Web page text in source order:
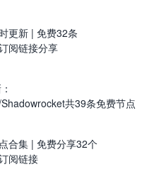
更新 | 免费32条
阅链接分享
共39条免费节点
合集 | 免费分享32个
阅链接